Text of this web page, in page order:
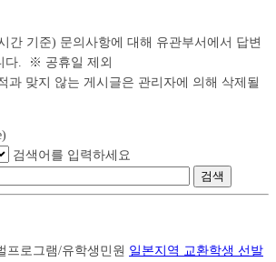
간 기준) 문의사항에 대해 유관부서에서 답변
다. ※ 공휴일 제외
과 맞지 않는 게시글은 관리자에 의해 삭제될
검색어를 입력하세요
검색
프로그램/유학생민원 일본지역 교환학생 선발